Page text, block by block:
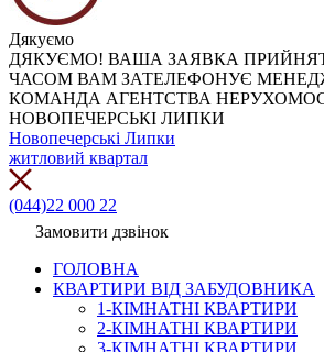
Дякуємо
ДЯКУЄМО! ВАША ЗАЯВКА
ЧАСОМ ВАМ ЗАТЕЛЕФОНУЄ
КОМАНДА АГЕНТСТВА
НОВОПЕЧЕРСЬКІ ЛИПКИ
Новопечерські Липки
житловий квартал
(044)22 000 22
Замовити дзвінок
ГОЛОВНА
КВАРТИРИ ВІД ЗАБУДОВНИКА
1-КІМНАТНІ КВАРТИРИ
2-КІМНАТНІ КВАРТИРИ